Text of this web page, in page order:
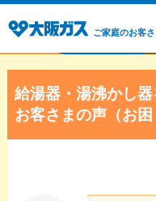
ご家庭のお客さ
給湯器・湯沸かし
お客さまの声（お困